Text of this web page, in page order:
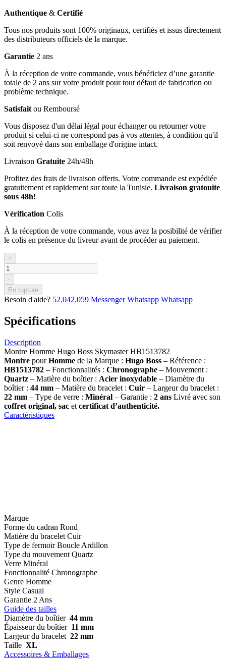
Authentique & Certifié
Tous nos produits sont 100% originaux, certifiés et issus directement
des distributeurs officiels de la marque.
Garantie 2 ans
À la réception de votre commande, vous bénéficiez d’une garantie
totale de 2 ans sur votre produit pour tout défaut de fabrication ou
problème technique.
Satisfait ou Remboursé
Vous disposez d'un délai légal pour échanger ou retourner votre
produit si celui-ci ne correspond pas à vos attentes, à condition qu'il
soit renvoyé dans son emballage d'origine intact.
Livraison Gratuite 24h/48h
Profitez des frais de livraison offerts. Votre commande est expédiée
gratuitement et rapidement sur toute la Tunisie. Livraison gratouite
sous 48h!
Vérification Colis
À la réception de votre commande, vous avez la posibilité de vérifier
le colis en présence du livreur avant de procéder au paiement.
+
-
En rupture
Besoin d'aide? 52.042.059 Messenger Whatsapp Whatsapp
Spécifications
Description
Montre Homme Hugo Boss Skymaster HB1513782
Montre pourHomme de la Marque : Hugo Boss – Référence :
HB1513782 – Fonctionnalités : Chronographe – Mouvement :
Quartz – Matière du boîtier : Acier inoxydable – Diamètre du
boîtier : 44 mm – Matière du bracelet : Cuir – Largeur du bracelet :
22 mm – Type de verre : Minéral – Garantie : 2 ans Livré avec son
coffret original, sac et certificat d’authenticité.
Caractéristiques
Marque
Forme du cadran Rond
Matière du bracelet Cuir
Type de fermoir Boucle Ardillon
Type du mouvement Quartz
Verre Minéral
Fonctionnalité Chronographe
Genre Homme
Style Casual
Garantie 2 Ans
Guide des tailles
Diamètre du boîtier 44 mm
Épaisseur du boîtier 11 mm
Largeur du bracelet 22 mm
Taille XL
Accessoires & Emballages